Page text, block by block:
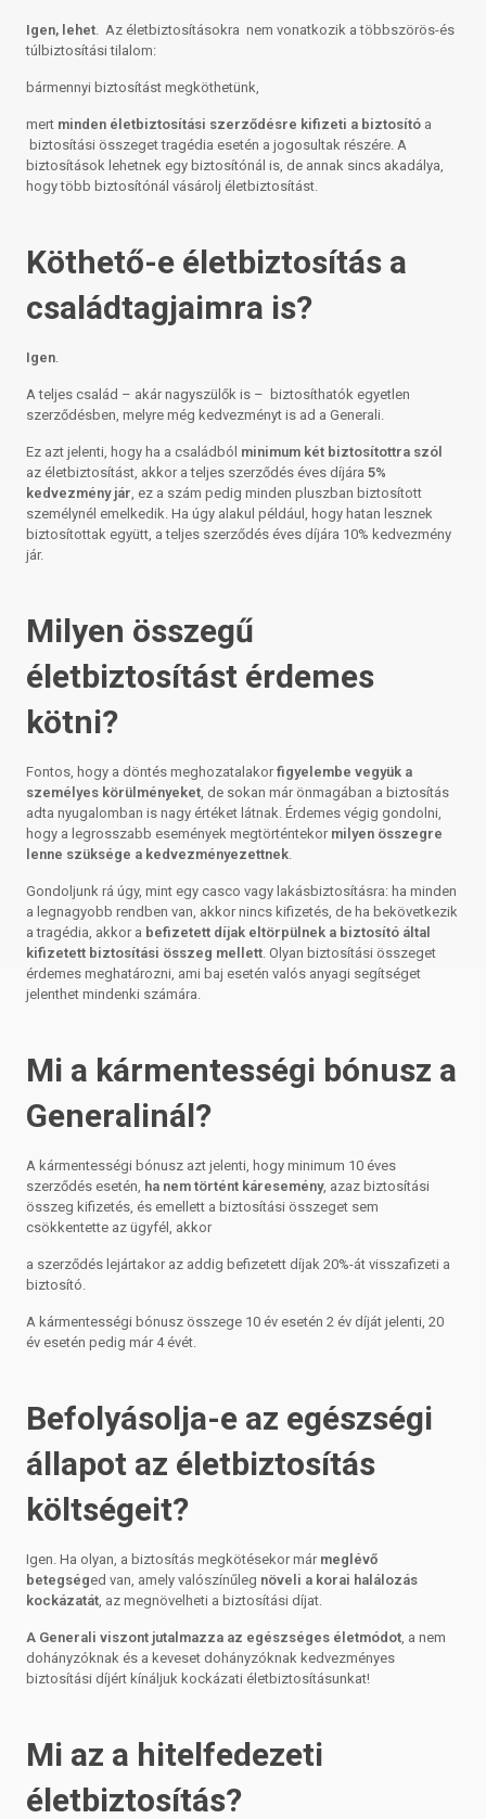
Igen, lehet. Az életbiztosításokra nem vonatkozik a többszörös-és
túlbiztosítási tilalom:
bármennyi biztosítást megköthetünk,
mert minden életbiztosítási szerződésre kifizeti a biztosító a
biztosítási összeget tragédia esetén a jogosultak részére. A
biztosítások lehetnek egy biztosítónál is, de annak sincs akadálya,
hogy több biztosítónál vásárolj életbiztosítást.
Köthető-e életbiztosítás a
családtagjaimra is?
Igen.
A teljes család – akár nagyszülők is – biztosíthatók egyetlen
szerződésben, melyre még kedvezményt is ad a Generali.
Ez azt jelenti, hogy ha a családból minimum két biztosítottra szól
az életbiztosítást, akkor a teljes szerződés éves díjára5%
kedvezmény jár, ez a szám pedig minden pluszban biztosított
személynél emelkedik. Ha úgy alakul például, hogy hatan lesznek
biztosítottak együtt, a teljes szerződés éves díjára 10% kedvezmény
jár.
Milyen összegű
életbiztosítást érdemes
kötni?
Fontos, hogy a döntés meghozatalakorfigyelembe vegyük a
személyes körülményeket, de sokan már önmagában a biztosítás
adta nyugalomban is nagy értéket látnak. Érdemes végig gondolni,
hogy a legrosszabb események megtörténtekor milyen összegre
lenne szüksége a kedvezményezettnek.
Gondoljunk rá úgy, mint egy casco vagy lakásbiztosításra: ha minden
a legnagyobb rendben van, akkor nincs kifizetés, de ha bekövetkezik
a tragédia, akkor a befizetett díjak eltörpülnek a biztosító által
kifizetett biztosítási összeg mellett. Olyan biztosítási összeget
érdemes meghatározni, ami baj esetén valós anyagi segítséget
jelenthet mindenki számára.
Mi a kármentességi bónusz a
Generalinál?
A kármentességi bónusz azt jelenti, hogy minimum 10 éves
szerződés esetén, ha nem történt káresemény, azaz biztosítási
összeg kifizetés, és emellett a biztosítási összeget sem
csökkentette az ügyfél, akkor
a szerződés lejártakor az addig befizetett díjak 20%-át visszafizeti a
biztosító.
A kármentességi bónusz összege 10 év esetén 2 év díját jelenti, 20
év esetén pedig már 4 évét.
Befolyásolja-e az egészségi
állapot az életbiztosítás
költségeit?
Igen. Ha olyan, a biztosítás megkötésekor már meglévő
betegséged van, amely valószínűleg növeli a korai halálozás
kockázatát, az megnövelheti a biztosítási díjat.
A Generali viszont jutalmazza az egészséges életmódot, a nem
dohányzóknak és a keveset dohányzóknak kedvezményes
biztosítási díjért kínáljuk kockázati életbiztosításunkat!
Mi az a hitelfedezeti
életbiztosítás?